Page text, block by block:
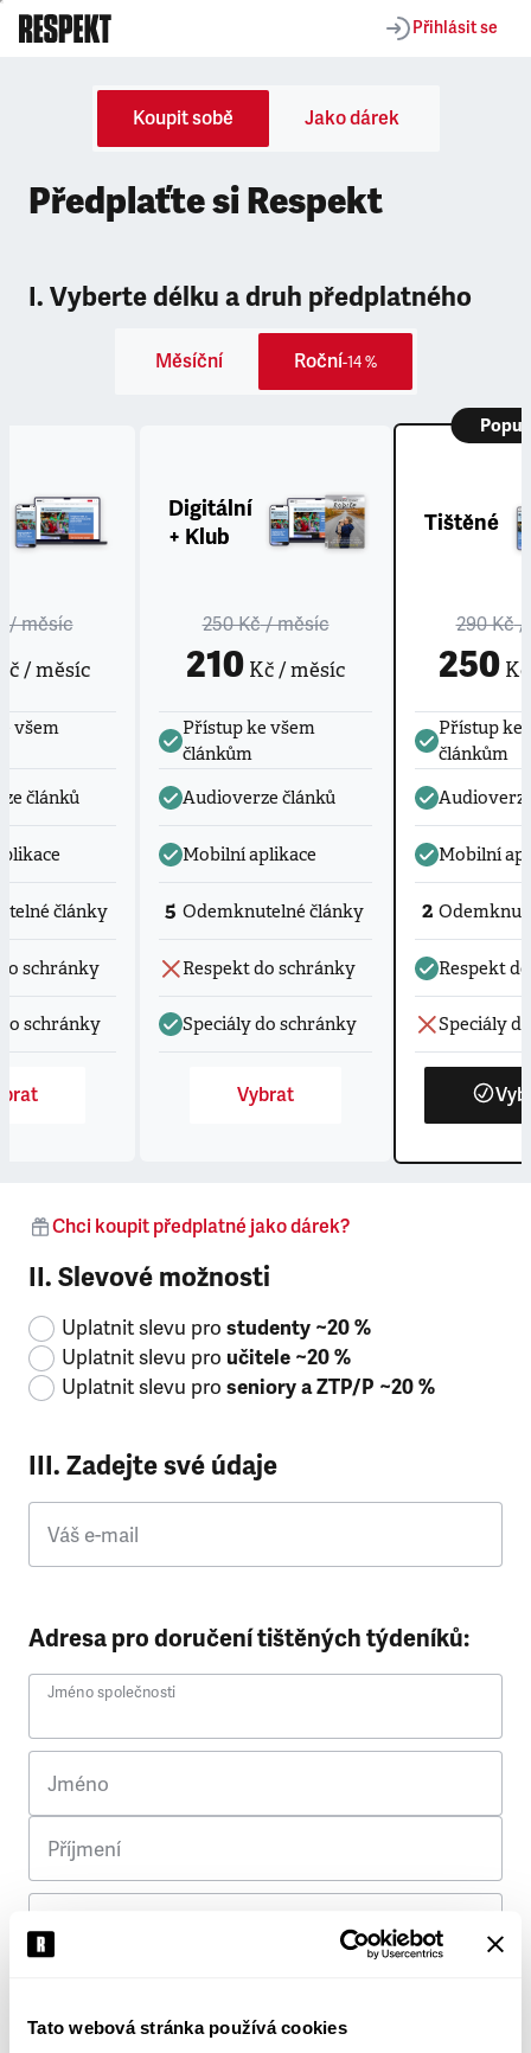
Tato webová stránka používá cookies
Přihlásit se
Koupit sobě Jako dárek
Předplaťte si Respekt
I. Vyberte délku a druh předplatného
Měsíční Roční-14 %
/ měsíc
/ měsíc
všem
článků
články
schránky
schránky
Digitální
+ Klub
250 Kč/ měsíc
210 Kč / měsíc
Přístup ke všem
článkům
Audioverze článků
Mobilní aplikace
5 Odemknutelné články
Respekt do schránky
Speciály do schránky
Vybrat
Tištěné
290 Kč/
250Kč
Přístup ke
článkům
Mobilní
2
Respekt
Speciály
Chci koupit předplatné jako dárek?
II. Slevové možnosti
Uplatnit slevu pro studenty ~20 %
Uplatnit slevu pro učitele ~20 %
Uplatnit slevu pro seniory a ZTP/P ~20 %
III. Zadejte své údaje
Váš e-mail
Adresa pro doručení tištěných týdeníků:
Jméno společnosti
Jméno
Příjmení
Ulice